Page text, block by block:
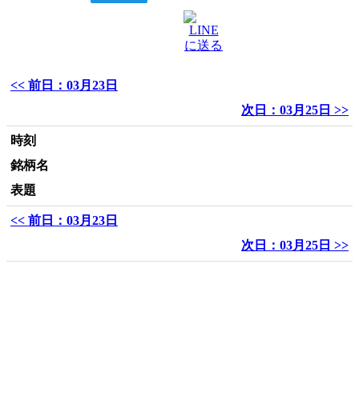
<< 前日：03月23日
次日：03月25日 >>
時刻
銘柄名
表題
<< 前日：03月23日
次日：03月25日 >>